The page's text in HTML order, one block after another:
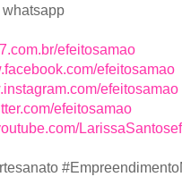
efeitosamao
efeitosamao
efeitosamao
efeitosamao